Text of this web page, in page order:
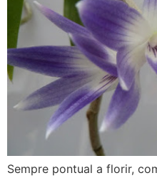
Sempre pontual a florir,